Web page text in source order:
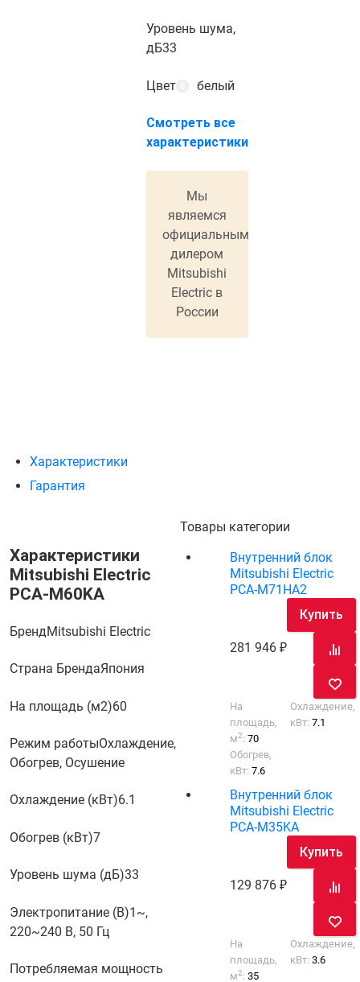
Уровень шума,
дБ33
Цвет белый
Смотреть все
характеристики
Мы
являемся
официальным
дилером
Mitsubishi
Electric в
России
Характеристики
Гарантия
Характеристики
Mitsubishi Electric
PCA-M60KA
БрендMitsubishi Electric
Страна БрендаЯпония
На площадь (м2)60
Режим работыОхлаждение,
Обогрев, Осушение
Охлаждение (кВт)6.1
Обогрев (кВт)7
Уровень шума (дБ)33
Электропитание (В)1~,
220~240 В, 50 Гц
Потребляемая мощность
Товары категории
Внутренний блок
Mitsubishi Electric
PCA-M71HA2
281 946
Купить
На
площадь,
м2:70
Охлаждение,
кВт:7.1
Обогрев,
кВт:7.6
Внутренний блок
Mitsubishi Electric
PCA-M35KA
129 876
Купить
На
площадь,
м2:35
Охлаждение,
кВт:3.6